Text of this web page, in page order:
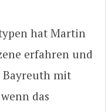
hat Martin
erfahren und
Bayreuth mit
das